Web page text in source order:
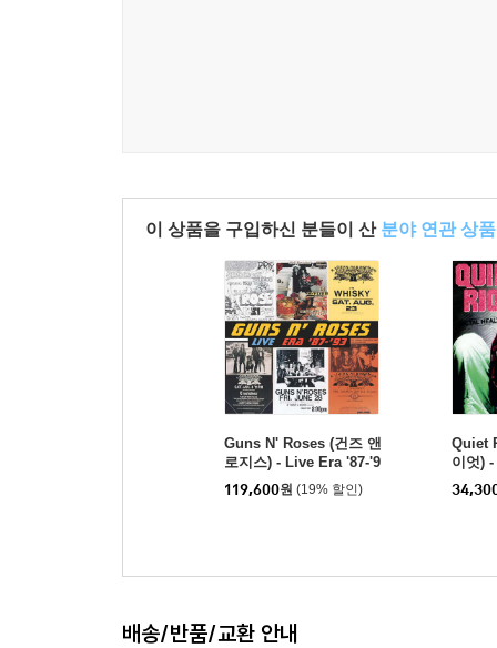
이 상품을 구입하신 분들이 산 분야 연관 상품
Guns N' Roses (건즈 앤
로지스) - Live Era '87-'9
3 건즈 앤 로지스 라이브
앨범 1987-1993 [4LP]
119,600원 (19% 할인)
Quiet
이엇)
P]
배송/반품/교환 안내